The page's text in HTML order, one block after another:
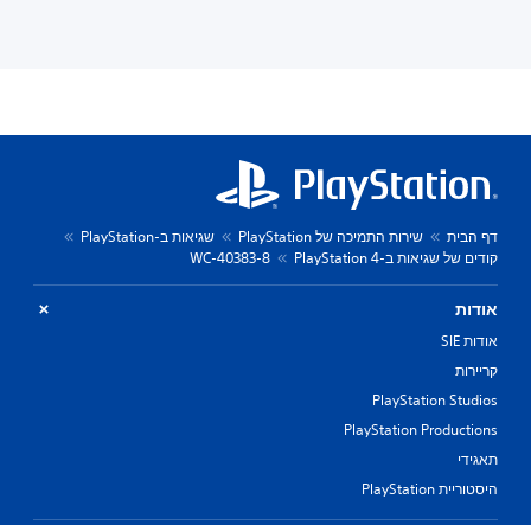
דף הבית שירות התמיכה של PlayStation
שגיאות ב-PlayStation
קודים של שגיאות ב-PlayStation 4
WC-40383-8
אודות
אודות SIE
קריירות
PlayStation Studios
PlayStation Productions
תאגידי
היסטוריית PlayStation